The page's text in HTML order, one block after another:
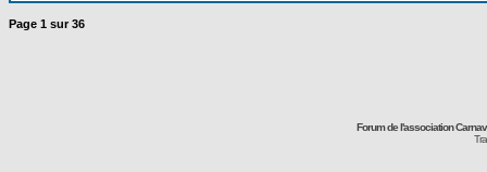
Page 1 sur36
Forum de l'association